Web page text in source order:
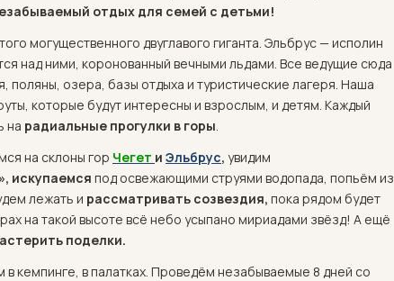
отдых для семей с детьми!
могущественного двуглавого гиганта. Эльбрус — исполин
над ними, коронованный вечными льдами. Все ведущие сюда
поляны, озера, базы отдыха и туристические лагеря. Наша
которые будут интересны и взрослым, и детям. Каждый
на радиальные прогулки в горы.
на склоны гор Чегет и Эльбрус, увидим
искупаемся под освежающими струями водопада, попьём из
лежать и рассматривать созвездия, пока рядом будет
на такой высоте всё небо усыпано мириадами звёзд! А ещё
поделки.
в кемпинге, в палатках. Проведём незабываемые 8 дней со